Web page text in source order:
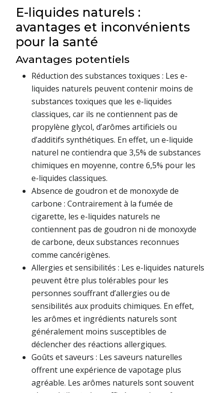
E-liquides naturels :
avantages et inconvénients
pour la santé
Avantages potentiels
Réduction des substances toxiques : Les e-
liquides naturels peuvent contenir moins de
substances toxiques que les e-liquides
classiques, car ils ne contiennent pas de
propylène glycol, d’arômes artificiels ou
d’additifs synthétiques. En effet, un e-liquide
naturel ne contiendra que 3,5% de substances
chimiques en moyenne, contre 6,5% pour les
e-liquides classiques.
Absence de goudron et de monoxyde de
carbone : Contrairement à la fumée de
cigarette, les e-liquides naturels ne
contiennent pas de goudron ni de monoxyde
de carbone, deux substances reconnues
comme cancérigènes.
Allergies et sensibilités : Les e-liquides naturels
peuvent être plus tolérables pour les
personnes souffrant d’allergies ou de
sensibilités aux produits chimiques. En effet,
les arômes et ingrédients naturels sont
généralement moins susceptibles de
déclencher des réactions allergiques.
Goûts et saveurs : Les saveurs naturelles
offrent une expérience de vapotage plus
agréable. Les arômes naturels sont souvent